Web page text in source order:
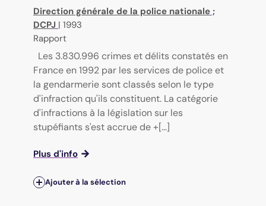
Direction générale de la police nationale ;
DCPJ | 1993
Rapport
Les 3.830.996 crimes et délits constatés en
France en 1992 par les services de police et
la gendarmerie sont classés selon le type
d'infraction qu'ils constituent. La catégorie
d'infractions à la législation sur les
stupéfiants s'est accrue de +[...]
Plus d'info
Ajouter à la sélection